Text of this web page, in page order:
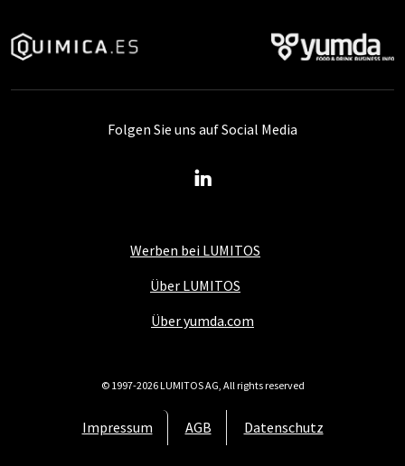
Werben bei LUMITOS
Über LUMITOS
Über yumda.com
Impressum AGB Datenschutz
Folgen Sie uns auf Social Media
© 1997-2026 LUMITOS AG, All rights reserved